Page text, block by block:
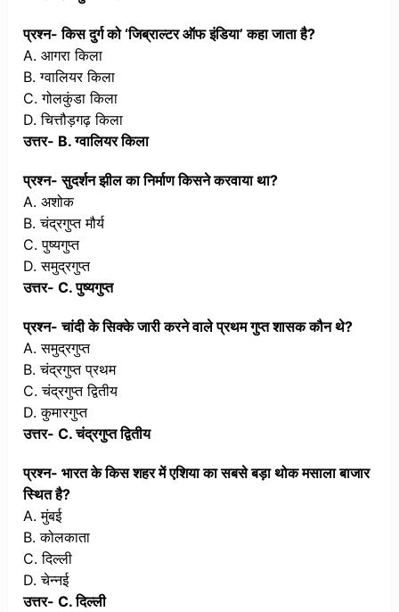
प्रश्न- किस दुर्ग को ‘जिब्राल्टर ऑफ इंडिया’ कहा जाता है?
A. आगरा किला
B. ग्वालियर किला
C. गोलकुंडा किला
D. चित्तौड़गढ़ किला
उत्तर- B. ग्वालियर किला
प्रश्न- सुदर्शन झील का निर्माण किसने करवाया था?
A. अशोक
B. चंद्रगुप्त मौर्य
C. पुष्यगुप्त
D. समुद्रगुप्त
उत्तर- C. पुष्यगुप्त
प्रश्न- चांदी के सिक्के जारी करने वाले प्रथम गुप्त शासक कौन थे?
A. समुद्रगुप्त
B. चंद्रगुप्त प्रथम
C. चंद्रगुप्त द्वितीय
D. कुमारगुप्त
उत्तर- C. चंद्रगुप्त द्वितीय
प्रश्न- भारत के किस शहर में एशिया का सबसे बड़ा थोक मसाला बाजार
स्थित है?
A. मुंबई
B. कोलकाता
C. दिल्ली
D. चेन्नई
उत्तर- C. दिल्ली